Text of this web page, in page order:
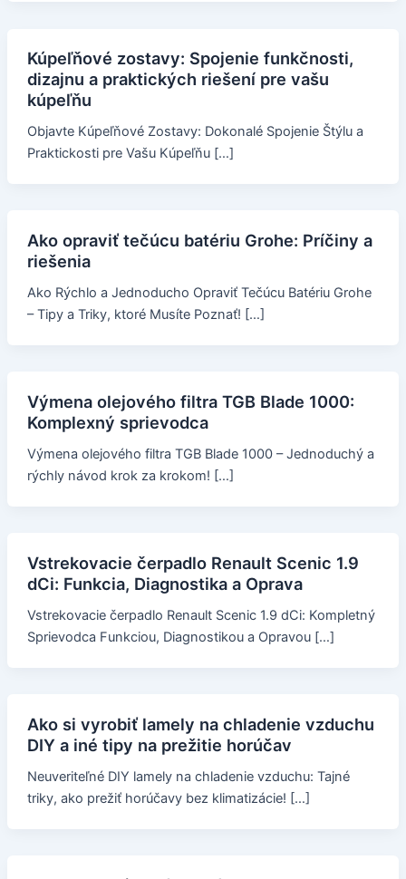
Kúpeľňové zostavy: Spojenie funkčnosti,
dizajnu a praktických riešení pre vašu
kúpeľňu
Objavte Kúpeľňové Zostavy: Dokonalé Spojenie Štýlu a
Praktickosti pre Vašu Kúpeľňu […]
Ako opraviť tečúcu batériu Grohe: Príčiny a
riešenia
Ako Rýchlo a Jednoducho Opraviť Tečúcu Batériu Grohe
– Tipy a Triky, ktoré Musíte Poznať! […]
Výmena olejového filtra TGB Blade 1000:
Komplexný sprievodca
Výmena olejového filtra TGB Blade 1000 – Jednoduchý a
rýchly návod krok za krokom! […]
Vstrekovacie čerpadlo Renault Scenic 1.9
dCi: Funkcia, Diagnostika a Oprava
Vstrekovacie čerpadlo Renault Scenic 1.9 dCi: Kompletný
Sprievodca Funkciou, Diagnostikou a Opravou […]
Ako si vyrobiť lamely na chladenie vzduchu
DIY a iné tipy na prežitie horúčav
Neuveriteľné DIY lamely na chladenie vzduchu: Tajné
triky, ako prežiť horúčavy bez klimatizácie! […]